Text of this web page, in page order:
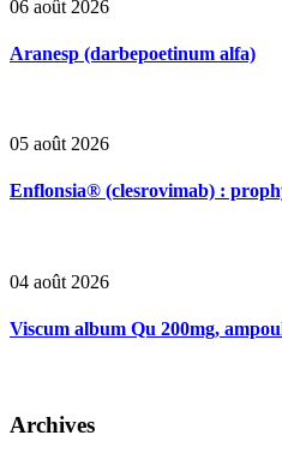
06 août 2026
Aranesp (darbepoetinum alfa)
05 août 2026
Enflonsia® (clesrovimab) :
04 août 2026
Viscum album Qu 200mg,
Archives